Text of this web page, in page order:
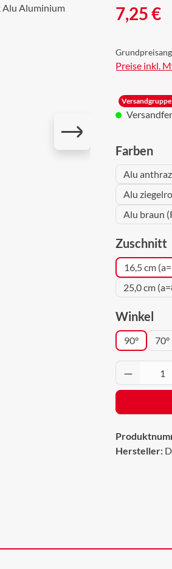
Regulärer
7,25 €
Preise inkl.
Versandgruppe
Farben
Alu
Alu
Alu braun
Zuschnitt
16,5 cm
25,0 cm
Winkel
90° 70°
Hersteller: